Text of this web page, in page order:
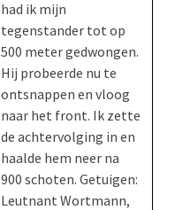
had ik mijn
tegenstander tot op
500 meter gedwongen.
Hij probeerde nu te
ontsnappen en vloog
naar het front. Ik zette
de achtervolging in en
haalde hem neer na
900 schoten. Getuigen:
Leutnant Wortmann,